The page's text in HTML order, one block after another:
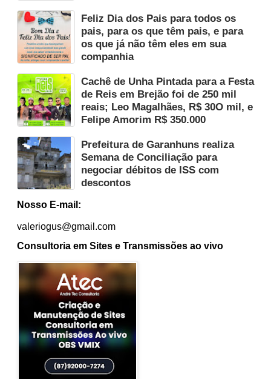
Feliz Dia dos Pais para todos os
pais, para os que têm pais, e para
os que já não têm eles em sua
companhia
Cachê de Unha Pintada para a Festa
de Reis em Brejão foi de 250 mil
reais; Leo Magalhães, R$ 30O mil, e
Felipe Amorim R$ 350.000
Prefeitura de Garanhuns realiza
Semana de Conciliação para
negociar débitos de ISS com
descontos
Nosso E-mail:
valeriogus@gmail.com
Consultoria em Sites e Transmissões ao vivo